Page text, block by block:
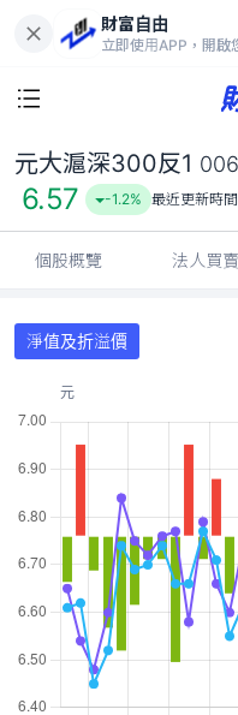
財富自由
立即使用APP，開啟
6.57
元大滬深300反1
6.57 -1.2% 最近更新時間
個股概覽 法人買賣
淨值及折溢價